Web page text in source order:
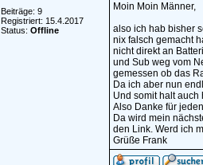
Beiträge: 9
Registriert: 15.4.2017
Status: Offline
Moin Moin Männer,
also ich hab bisher
nix falsch gemacht
nicht direkt an
und Sub weg vom
gemessen ob das
Da ich aber nun
Und somit halt auch
Also Danke für
Da wird mein
den Link. Werd ich
Grüße Frank